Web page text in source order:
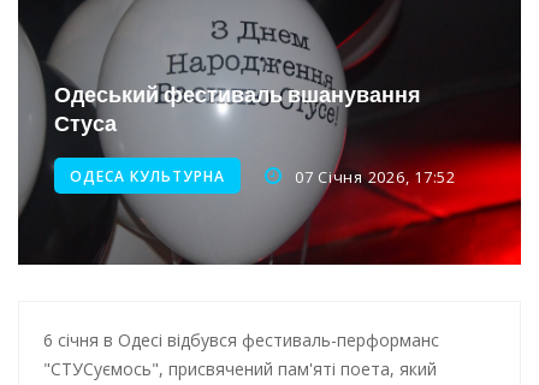
Нічна атака на Одесу: наслідки обстрілу
Енергетична підтримка для Одеси
Водопостачання в Одесі: нові локації для підвезення води
Одеський фестиваль вшанування
Стуса
ОДЕСА КУЛЬТУРНА 07 Січня 2026, 17:52
6 січня в Одесі відбувся фестиваль-перформанс
"СТУСуємось", присвячений пам'яті поета, який